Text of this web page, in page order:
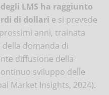
LMS ha raggiunto
di dollari e si prevede
anni, trainata
domanda di
diffusione della
sviluppo delle
Market Insights, 2024).